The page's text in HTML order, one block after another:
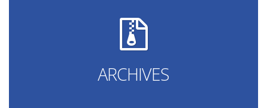
ARCHIVES